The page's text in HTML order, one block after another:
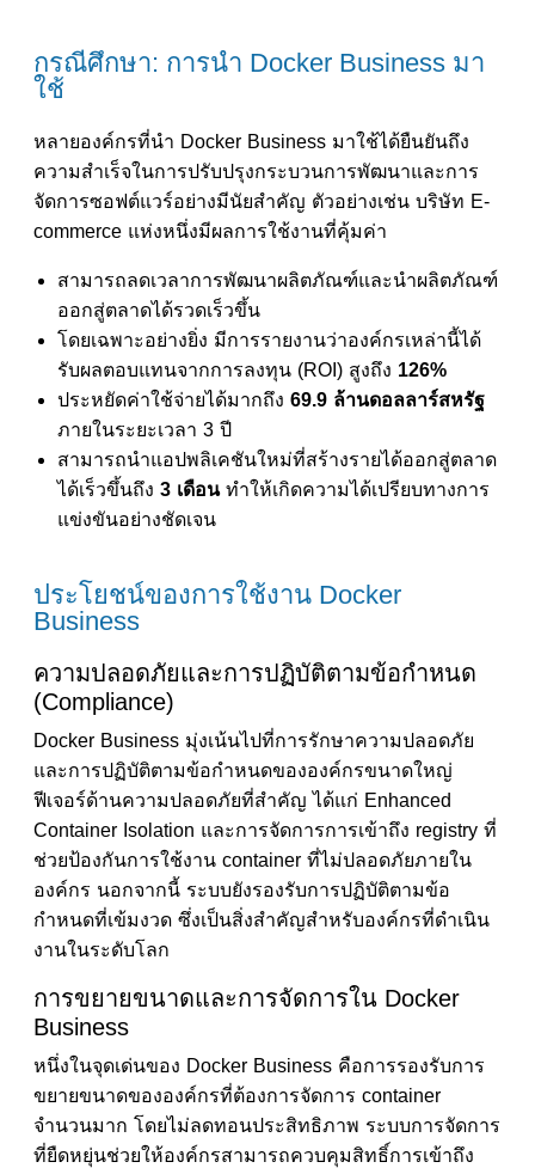
กรณีศึกษา: การนำ Docker Business มา
ใช้
หลายองค์กรที่นำ Docker Business มาใช้ได้ยืนยันถึง
ความสำเร็จในการปรับปรุงกระบวนการพัฒนาและการ
จัดการซอฟต์แวร์อย่างมีนัยสำคัญ ตัวอย่างเช่น บริษัท E-
commerce แห่งหนึ่งมีผลการใช้งานที่คุ้มค่า
สามารถลดเวลาการพัฒนาผลิตภัณฑ์และนำผลิตภัณฑ์
ออกสู่ตลาดได้รวดเร็วขึ้น
โดยเฉพาะอย่างยิ่ง มีการรายงานว่าองค์กรเหล่านี้ได้
รับผลตอบแทนจากการลงทุน (ROI) สูงถึง 126%
ประหยัดค่าใช้จ่ายได้มากถึง 69.9 ล้านดอลลาร์สหรัฐ
ภายในระยะเวลา 3 ปี
สามารถนำแอปพลิเคชันใหม่ที่สร้างรายได้ออกสู่ตลาด
ได้เร็วขึ้นถึง 3 เดือนทำให้เกิดความได้เปรียบทางการ
แข่งขันอย่างชัดเจน
ประโยชน์ของการใช้งาน Docker
Business
ความปลอดภัยและการปฏิบัติตามข้อกำหนด
(Compliance)
Docker Business มุ่งเน้นไปที่การรักษาความปลอดภัย
และการปฏิบัติตามข้อกำหนดขององค์กรขนาดใหญ่
ฟีเจอร์ด้านความปลอดภัยที่สำคัญ ได้แก่ Enhanced
Container Isolation และการจัดการการเข้าถึง registry ที่
ช่วยป้องกันการใช้งาน container ที่ไม่ปลอดภัยภายใน
องค์กร นอกจากนี้ ระบบยังรองรับการปฏิบัติตามข้อ
กำหนดที่เข้มงวด ซึ่งเป็นสิ่งสำคัญสำหรับองค์กรที่ดำเนิน
งานในระดับโลก
การขยายขนาดและการจัดการใน Docker
Business
หนึ่งในจุดเด่นของ Docker Business คือการรองรับการ
ขยายขนาดขององค์กรที่ต้องการจัดการ container
จำนวนมาก โดยไม่ลดทอนประสิทธิภาพ ระบบการจัดการ
ที่ยืดหยุ่นช่วยให้องค์กรสามารถควบคุมสิทธิ์การเข้าถึง